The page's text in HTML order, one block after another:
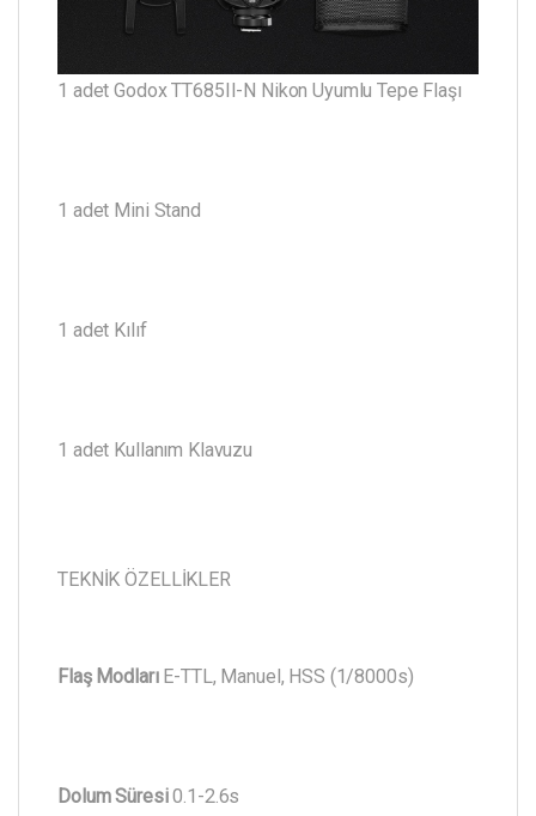
1 adet Godox TT685II-N Nikon Uyumlu Tepe Flaşı
1 adet Mini Stand
1 adet Kılıf
1 adet Kullanım Klavuzu
TEKNİK ÖZELLİKLER
Flaş ModlarıE-TTL, Manuel, HSS (1/8000s)
Dolum Süresi0.1-2.6s